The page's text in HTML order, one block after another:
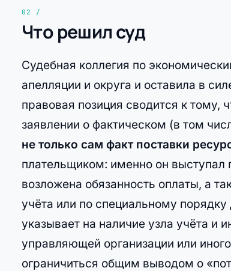
Что решил суд
Судебная коллегия по
апелляции и округа и оставила в
правовая позиция сводится к тому,
заявлении о фактическом (в том
не только сам факт поставки
плательщиком: именно он
возложена обязанность оплаты, а
учёта или по специальному порядку
указывает на наличие узла учёта и
управляющей организации или
ограничиться общим выводом о